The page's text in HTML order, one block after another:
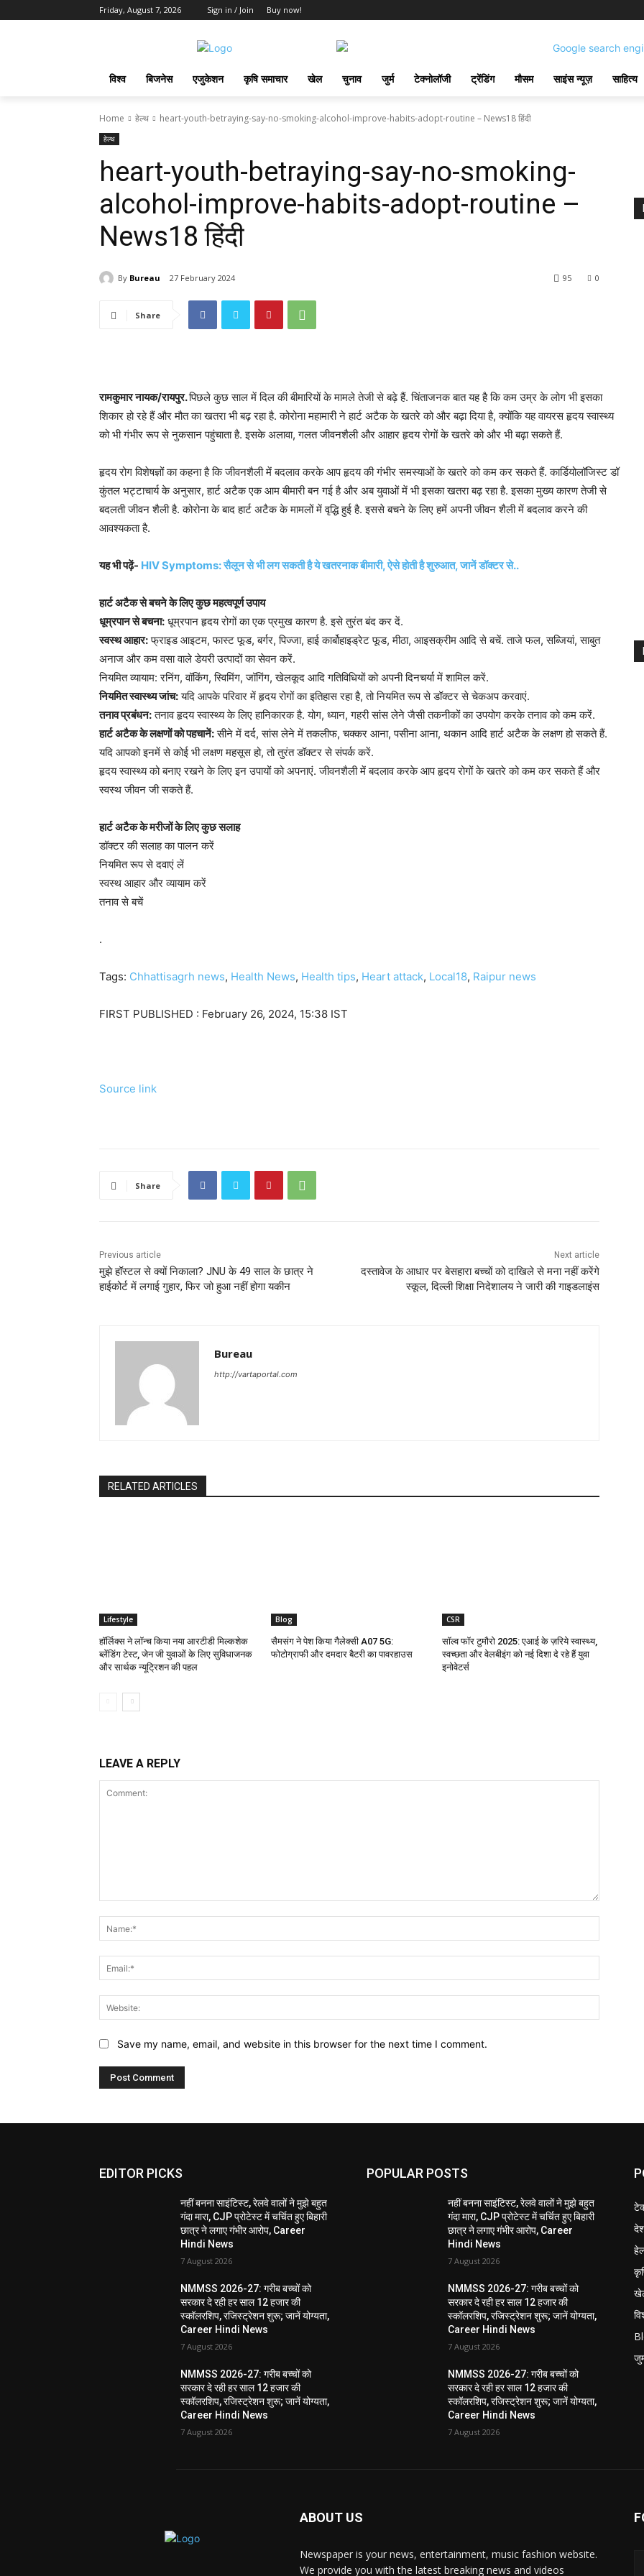
Friday, August 7, 2026 Sign in / Join Buy now!
विश्व बिजनेस एजुकेशन कृषि समाचार खेल चुनाव जुर्म टेक्नोलॉजी ट्रेंडिंग मौसम साइंस न्यूज़ साहित्य
Home हेल्थ heart-youth-betraying-say-no-smoking-alcohol-improve-habits-adopt-routine – News18 हिंदी
हेल्थ
heart-youth-betraying-say-no-smoking-
alcohol-improve-habits-adopt-routine –
News18 हिंदी
By Bureau 27 February 2024 0
95
Share
रामकुमार नायक/रायपुर.पिछले कुछ साल में दिल की बीमारियों के मामले तेजी से बढ़े हैं. चिंताजनक बात यह है कि कम उम्र के लोग भी इसका
शिकार हो रहे हैं और मौत का खतरा भी बढ़ रहा है. कोरोना महामारी ने हार्ट अटैक के खतरे को और बढ़ा दिया है, क्योंकि यह वायरस हृदय स्वास्थ्य
को भी गंभीर रूप से नुकसान पहुंचाता है. इसके अलावा, गलत जीवनशैली और आहार हृदय रोगों के खतरे को और भी बढ़ा सकते हैं.
हृदय रोग विशेषज्ञों का कहना है कि जीवनशैली में बदलाव करके आप हृदय की गंभीर समस्याओं के खतरे को कम कर सकते हैं. कार्डियोलॉजिस्ट डॉ
कुंतल भट्टाचार्य के अनुसार, हार्ट अटैक एक आम बीमारी बन गई है और अब युवाओं में भी इसका खतरा बढ़ रहा है. इसका मुख्य कारण तेजी से
बदलती जीवन शैली है. कोरोना के बाद हार्ट अटैक के मामलों में वृद्धि हुई है. इससे बचने के लिए हमें अपनी जीवन शैली में बदलाव करने की
आवश्यकता है.
यह भी पढ़ें- HIV Symptoms: सैलून से भी लग सकती है ये खतरनाक बीमारी, ऐसे होती है शुरुआत, जानें डॉक्टर से..
हार्ट अटैक से बचने के लिए कुछ महत्वपूर्ण उपाय
धूम्रपान से बचना: धूम्रपान हृदय रोगों का एक प्रमुख कारण है. इसे तुरंत बंद कर दें.
स्वस्थ आहार:फ्राइड आइटम, फास्ट फूड, बर्गर, पिज्जा, हाई कार्बोहाइड्रेट फूड, मीठा, आइसक्रीम आदि से बचें. ताजे फल, सब्जियां, साबुत
अनाज और कम वसा वाले डेयरी उत्पादों का सेवन करें.
नियमित व्यायाम: रनिंग, वॉकिंग, स्विमिंग, जॉगिंग, खेलकूद आदि गतिविधियों को अपनी दिनचर्या में शामिल करें.
नियमित स्वास्थ्य जांच:यदि आपके परिवार में हृदय रोगों का इतिहास रहा है, तो नियमित रूप से डॉक्टर से चेकअप करवाएं.
तनाव प्रबंधन:तनाव हृदय स्वास्थ्य के लिए हानिकारक है. योग, ध्यान, गहरी सांस लेने जैसी तकनीकों का उपयोग करके तनाव को कम करें.
हार्ट अटैक के लक्षणों को पहचानें:सीने में दर्द, सांस लेने में तकलीफ, चक्कर आना, पसीना आना, थकान आदि हार्ट अटैक के लक्षण हो सकते हैं.
यदि आपको इनमें से कोई भी लक्षण महसूस हो, तो तुरंत डॉक्टर से संपर्क करें.
हृदय स्वास्थ्य को बनाए रखने के लिए इन उपायों को अपनाएं. जीवनशैली में बदलाव करके आप हृदय रोगों के खतरे को कम कर सकते हैं और
स्वस्थ जीवन जी सकते हैं.
हार्ट अटैक के मरीजों के लिए कुछ सलाह
डॉक्टर की सलाह का पालन करें
नियमित रूप से दवाएं लें
स्वस्थ आहार और व्यायाम करें
तनाव से बचें
.
Tags: Chhattisagrh news, Health News, Health tips, Heart attack, Local18, Raipur news
FIRST PUBLISHED : February 26, 2024, 15:38 IST
Source link
Share
Previous article
मुझे हॉस्‍टल से क्‍यों निकाला? JNU के 49 साल के छात्र ने
हाईकोर्ट में लगाई गुहार, फिर जो हुआ नहीं होगा यकीन
Next article
दस्तावेज के आधार पर बेसहारा बच्चों को दाखिले से मना नहीं करेंगे
स्कूल, दिल्ली शिक्षा निदेशालय ने जारी की गाइडलाइंस
Bureau
http://vartaportal.com
RELATED ARTICLES
Lifestyle
हॉर्लिक्स ने लॉन्च किया नया आरटीडी मिल्कशेक
ब्लेंडिंग टेस्ट, जेन जी युवाओं के लिए सुविधाजनक
और सार्थक न्यूट्रिशन की पहल
Blog
सैमसंग ने पेश किया गैलेक्सी A07 5G:
फोटोग्राफी और दमदार बैटरी का पावरहाउस
CSR
सॉल्व फॉर टुमौरो 2025: एआई के ज़रिये स्वास्थ्य,
स्वच्छता और वेलबीइंग को नई दिशा दे रहे हैं युवा
इनोवेटर्स
LEAVE A REPLY
Save my name, email, and website in this browser for the next time I comment.
EDITOR PICKS
नहीं बनना साइंटिस्ट, रेलवे वालों ने मुझे बहुत
गंदा मारा, CJP प्रोटेस्ट में चर्चित हुए बिहारी
छात्र ने लगाए गंभीर आरोप, Career
Hindi News
7 August 2026
NMMSS 2026-27: गरीब बच्चों को
सरकार दे रही हर साल 12 हजार की
स्कॉलरशिप, रजिस्ट्रेशन शुरू; जानें योग्यता,
Career Hindi News
7 August 2026
NMMSS 2026-27: गरीब बच्चों को
सरकार दे रही हर साल 12 हजार की
स्कॉलरशिप, रजिस्ट्रेशन शुरू; जानें योग्यता,
Career Hindi News
7 August 2026
POPULAR POSTS
नहीं बनना साइंटिस्ट, रेलवे वालों ने मुझे बहुत
गंदा मारा, CJP प्रोटेस्ट में चर्चित हुए बिहारी
छात्र ने लगाए गंभीर आरोप, Career
Hindi News
7 August 2026
NMMSS 2026-27: गरीब बच्चों को
सरकार दे रही हर साल 12 हजार की
स्कॉलरशिप, रजिस्ट्रेशन शुरू; जानें योग्यता,
Career Hindi News
7 August 2026
NMMSS 2026-27: गरीब बच्चों को
सरकार दे रही हर साल 12 हजार की
स्कॉलरशिप, रजिस्ट्रेशन शुरू; जानें योग्यता,
Career Hindi News
7 August 2026
ABOUT US
Newspaper is your news, entertainment, music fashion website.
We provide you with the latest breaking news and videos